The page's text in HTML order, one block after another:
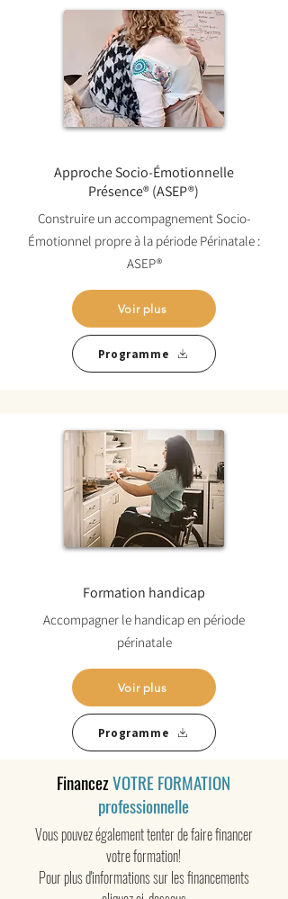
Approche Socio-Émotionnelle
Présence® (ASEP®)
Construire un accompagnement Socio-
Émotionnel propre à la période Périnatale :
ASEP®
Voir plus
Programme
Formation handicap
Accompagner le handicap en période
périnatale
Voir plus
Programme
FinancezVOTRE FORMATION
professionnelle
Vous pouvez également tenter de faire financer
votre formation!
Pour plus d'informations sur les financements